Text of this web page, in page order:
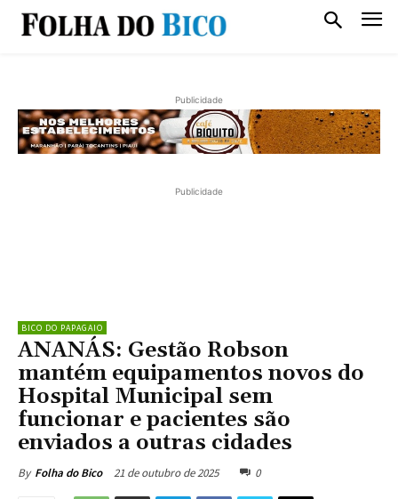
Publicidade
Publicidade
BICO DO PAPAGAIO
ANANÁS: Gestão Robson
mantém equipamentos novos do
Hospital Municipal sem
funcionar e pacientes são
enviados a outras cidades
By Folha do Bico 21 de outubro de 2025 0